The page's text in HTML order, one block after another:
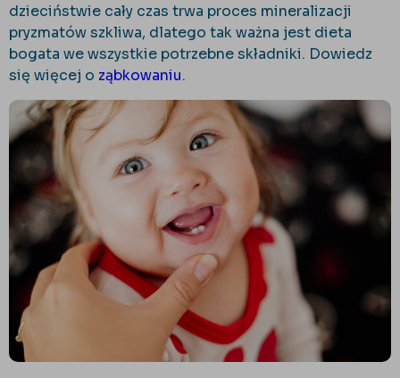
dzieciństwie cały czas trwa proces mineralizacji
pryzmatów szkliwa, dlatego tak ważna jest dieta
bogata we wszystkie potrzebne składniki. Dowiedz
się więcej o ząbkowaniu.